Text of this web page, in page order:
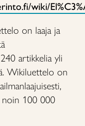
wiki/
on laaja ja
artikkelia yli
Wikiluettelo on
noin 100 000